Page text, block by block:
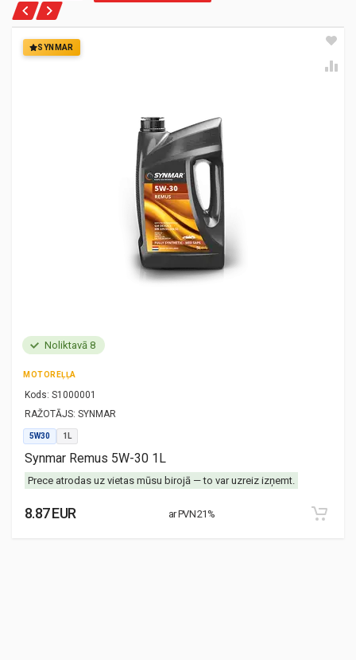
SYNMAR
Noliktavā 8
MOTOREĻĻA
Kods: S1000001
RAŽOTĀJS: SYNMAR
5W30 1L
Synmar Remus 5W-30 1L
Prece atrodas uz vietas mūsu birojā — to var uzreiz izņemt.
8.87 EUR ar PVN 21%